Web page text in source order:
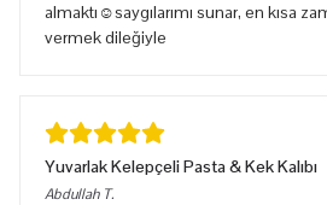
almaktı☺️saygılarımı sunar, en kısa
vermek dileğiyle
Yuvarlak Kelepçeli Pasta & Kek Kalıbı
Abdullah T.